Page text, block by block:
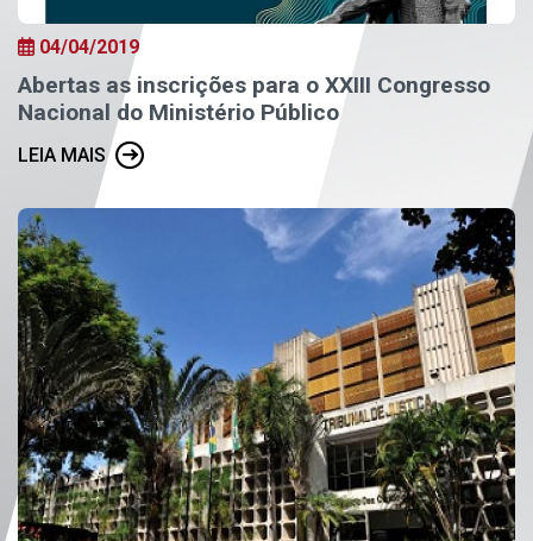
04/04/2019
Abertas as inscrições para o XXIII Congresso
Nacional do Ministério Público
LEIA MAIS